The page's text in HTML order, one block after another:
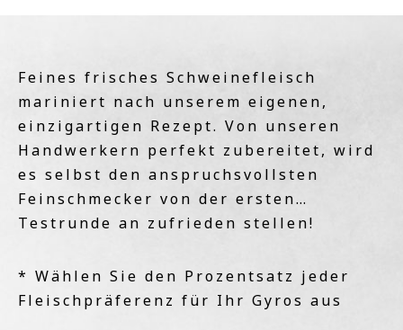
Feines frisches Schweinefleisch
mariniert nach unserem eigenen,
einzigartigen Rezept. Von unseren
Handwerkern perfekt zubereitet, wird
es selbst den anspruchsvollsten
Feinschmecker von der ersten…
Testrunde an zufrieden stellen!
* Wählen Sie den Prozentsatz jeder
Fleischpräferenz für Ihr Gyros aus